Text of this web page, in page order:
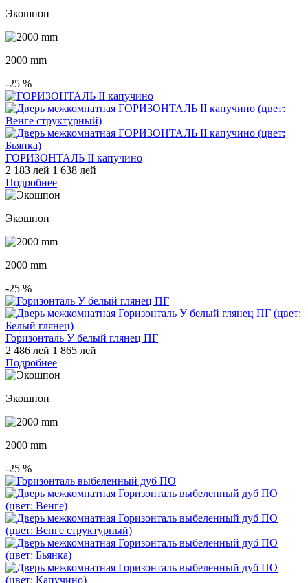
Экошпон
2000 mm
-25 %
ГОРИЗОНТАЛЬ II капучино
2 183 лей 1 638 лей
Подробнее
Экошпон
2000 mm
-25 %
Горизонталь У белый глянец ПГ
2 486 лей 1 865 лей
Подробнее
Экошпон
2000 mm
-25 %